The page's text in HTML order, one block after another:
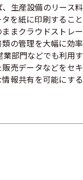
生産設備のリース料
を紙に印刷すること
まクラウドストレー
の管理を大幅に効率
部門などでも利用す
売データなどをセキ
報共有を可能にする